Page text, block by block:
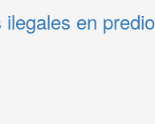
en